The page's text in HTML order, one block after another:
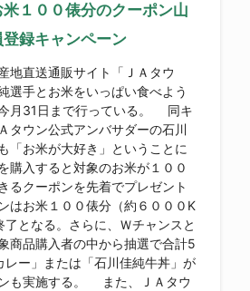
米１００俵分のクーポン山
録キャンペーン
地直送通販サイト「ＪＡタウ
選手とお米をいっぱい食べよう
月31日まで行っている。 同キ
タウン公式アンバサダーの石川
「お米が大好き」ということに
購入すると対象のお米が１００
るクーポンを先着でプレゼント
はお米１００俵分（約６０００K
となる。さらに、Ｗチャンスと
商品購入者の中から抽選で合計5
ー」または「石川佳純牛丼」が
も実施する。 また、ＪＡタウ